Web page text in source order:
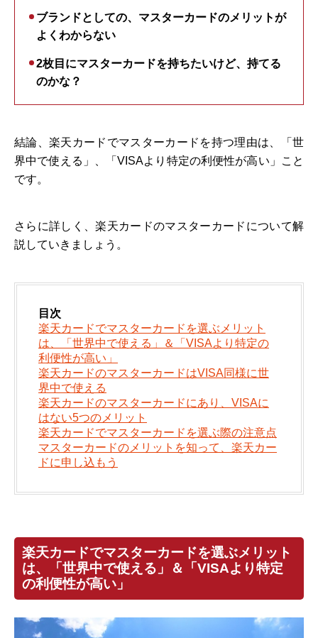
ブランドとしての、マスターカードのメリットが
よくわからない
2枚目にマスターカードを持ちたいけど、持てる
のかな？
結論、楽天カードでマスターカードを持つ理由は、「世
界中で使える」、「VISAより特定の利便性が高い」こと
です。
さらに詳しく、楽天カードのマスターカードについて解
説していきましょう。
目次
楽天カードでマスターカードを選ぶメリット
は、「世界中で使える」＆「VISAより特定の
利便性が高い」
楽天カードのマスターカードはVISA同様に世
界中で使える
楽天カードのマスターカードにあり、VISAに
はない5つのメリット
楽天カードでマスターカードを選ぶ際の注意点
マスターカードのメリットを知って、楽天カー
ドに申し込もう
楽天カードでマスターカードを選ぶメリット
は、「世界中で使える」＆「VISAより特定
の利便性が高い」